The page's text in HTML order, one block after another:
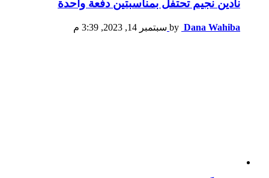
نادين نجيم تحتفل بمناسبتين دفعة واحدة
by Dana Wahiba سبتمبر 14, 2023, 3:39 م